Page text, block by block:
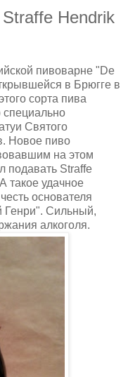
Hendrik
пивоварне "De
в Брюгге в
сорта пива
специально
Святого
Новое пиво
на этом
подавать Straffe
такое удачное
основателя
Генри". Сильный,
алкоголя.